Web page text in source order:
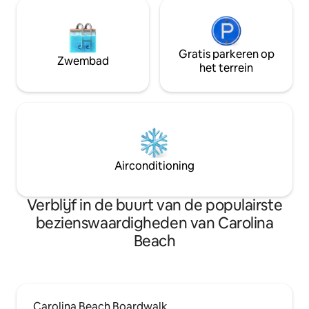
Zwembad
Gratis parkeren op
het terrein
Airconditioning
Verblijf in de buurt van de populairste
bezienswaardigheden van Carolina
Beach